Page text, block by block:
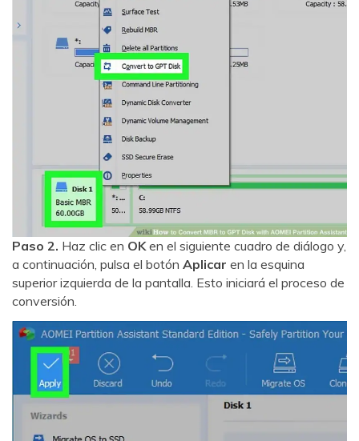
Paso 2. Haz clic en OK en el siguiente cuadro de diálogo y,
a continuación, pulsa el botón Aplicar en la esquina
superior izquierda de la pantalla. Esto iniciará el proceso de
conversión.